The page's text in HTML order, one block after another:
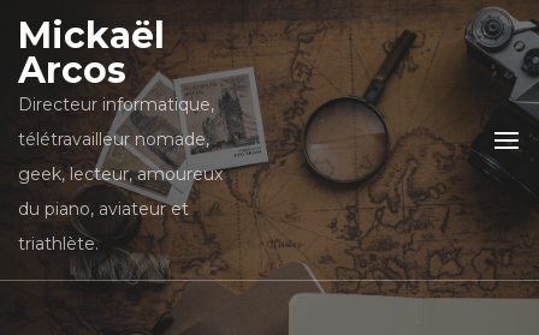
Mickaël
Arcos
Directeur informatique,
télétravailleur nomade,
geek, lecteur, amoureux
du piano, aviateur et
triathlète.